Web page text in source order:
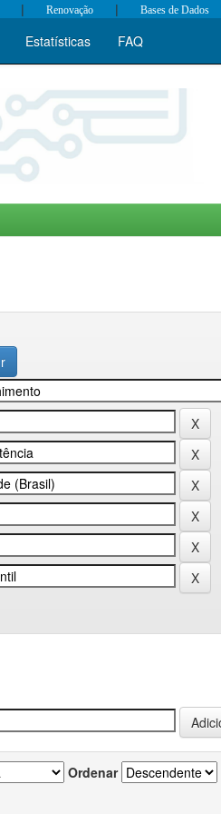
| Renovação | Bases de Dados
Estatísticas FAQ
Ordenar